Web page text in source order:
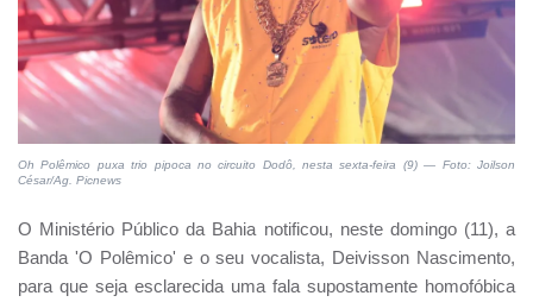
Oh Polêmico puxa trio pipoca no circuito Dodô, nesta sexta-feira (9) — Foto: Joilson
César/Ag. Picnews
O Ministério Público da Bahia notificou, neste domingo (11), a
Banda 'O Polêmico' e o seu vocalista, Deivisson Nascimento,
para que seja esclarecida uma fala supostamente homofóbica